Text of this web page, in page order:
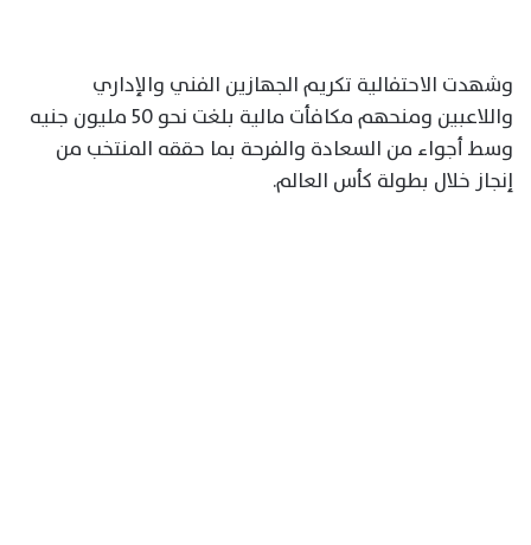
وشهدت الاحتفالية تكريم الجهازين الفني والإداري
واللاعبين ومنحهم مكافأت مالية بلغت نحو 50 مليون جنيه
وسط أجواء من السعادة والفرحة بما حققه المنتخب من
إنجاز خلال بطولة كأس العالم.